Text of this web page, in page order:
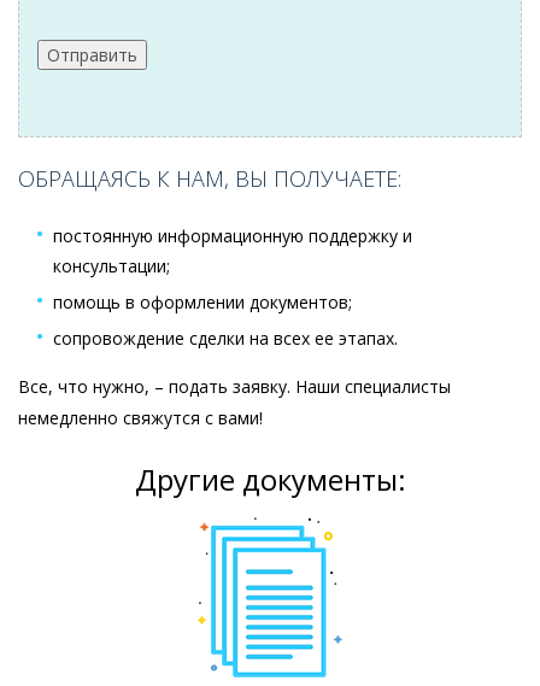
ОБРАЩАЯСЬ К НАМ, ВЫ ПОЛУЧАЕТЕ:
постоянную информационную поддержку и
консультации;
помощь в оформлении документов;
сопровождение сделки на всех ее этапах.
Все, что нужно, – подать заявку. Наши специалисты
немедленно свяжутся с вами!
Другие документы: